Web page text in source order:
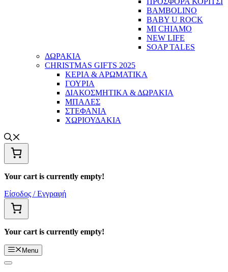
BAMBOLINO
BABY U ROCK
MI CHIAMO
NEW LIFE
SOAP TALES
ΔΩΡΑΚΙΑ
CHRISTMAS GIFTS 2025
ΚΕΡΙΑ & ΑΡΩΜΑΤΙΚΑ
ΓΟΥΡΙΑ
ΔΙΑΚΟΣΜΗΤΙΚΑ & ΔΩΡΑΚΙΑ
ΜΠΑΛΕΣ
ΣΤΕΦΑΝΙΑ
ΧΩΡΙΟΥΔΑΚΙΑ
Your cart is currently empty!
Είσοδος / Εγγραφή
Your cart is currently empty!
Menu